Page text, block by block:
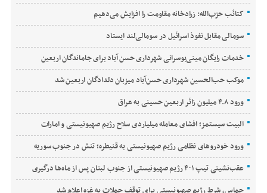
کتائب حزب‌الله: زرادخانه مقاومت را افزایش می‌دهیم
سومالی مقابل نفوذ اسرائیل در سومالی‌لند ایستاد
خدمات رایگان مینی‌بوسرانی شهرداری حسن‌ آباد برای جاماندگان اربعین
موکب حب‌الحسین شهرداری حسن‌آباد میزبان دلدادگان اربعین شد
ورود ۴.۸ میلیون زائر اربعین حسینی به عراق
البیت سیستمز؛ افشای معامله میلیاردی سلاح رژیم صهیونیستی و امارات
ورود خودروهای نظامی رژیم صهیونیستی به قنیطره؛ تنش در جنوب سوریه
عقب‌نشینی تیپ ۴۰۱ رژیم صهیونیستی از جنوب لبنان پس از ماه‌ها درگیری